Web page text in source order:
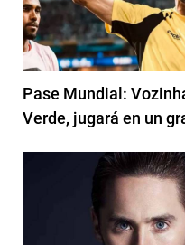
Pase Mundial:
Verde, jugará en un